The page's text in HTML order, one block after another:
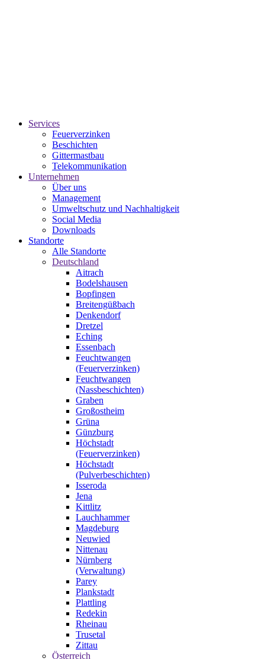
Services
Feuerverzinken
Beschichten
Gittermastbau
Telekommunikation
Unternehmen
Über uns
Management
Umweltschutz und Nachhaltigkeit
Social Media
Downloads
Standorte
Alle Standorte
Deutschland
Aitrach
Bodelshausen
Bopfingen
Breitengüßbach
Denkendorf
Dretzel
Eching
Essenbach
Feuchtwangen
(Feuerverzinken)
Feuchtwangen
(Nassbeschichten)
Graben
Großostheim
Grüna
Günzburg
Höchstadt
(Feuerverzinken)
Höchstadt
(Pulverbeschichten)
Isseroda
Jena
Kittlitz
Lauchhammer
Magdeburg
Neuwied
Nittenau
Nürnberg
(Verwaltung)
Parey
Plankstadt
Plattling
Redekin
Rheinau
Trusetal
Zittau
Österreich